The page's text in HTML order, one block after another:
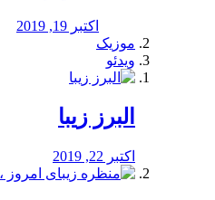
اکتبر 19, 2019
موزیک
ویدئو
البرز زیبا
اکتبر 22, 2019